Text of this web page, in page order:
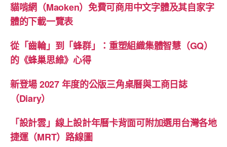
貓啃網（Maoken）免費可商用中文字體及其自家字
體的下載一覽表
從「齒輪」到「蜂群」：重塑組織集體智慧（GQ）
的《蜂巢思維》心得
新登場 2027 年度的公版三角桌曆與工商日誌
（Diary）
「設計雲」線上設計年曆卡背面可附加選用台灣各地
捷運（MRT）路線圖